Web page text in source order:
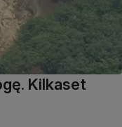
Kilkaset